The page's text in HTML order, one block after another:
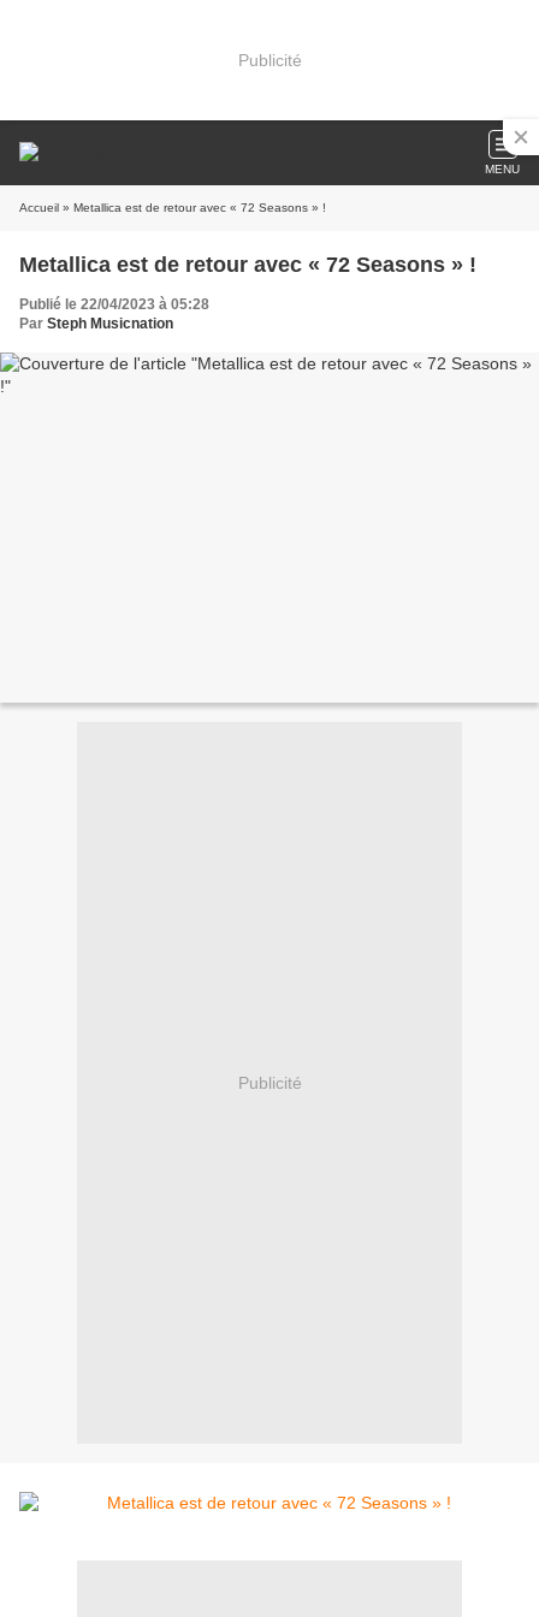
Publicité
MENU
Accueil » Metallica est de retour avec « 72 Seasons » !
Metallica est de retour avec « 72 Seasons » !
Publié le 22/04/2023 à 05:28
Par Steph Musicnation
Publicité